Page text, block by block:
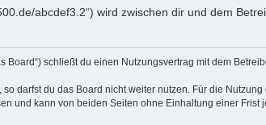
abcdef3.2“) wird zwischen dir und dem
Board“) schließt du einen Nutzungsvertrag mit dem
darfst du das Board nicht weiter nutzen. Für die
und kann von beiden Seiten ohne Einhaltung einer Frist